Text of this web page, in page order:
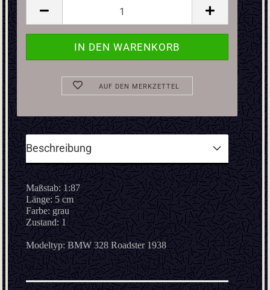
AUF DEN MERKZETTEL
Beschreibung
Maßstab: 1:87
Länge: 5 cm
Farbe: grau
Zustand: 1
Modeltyp: BMW 328 Roadster 1938